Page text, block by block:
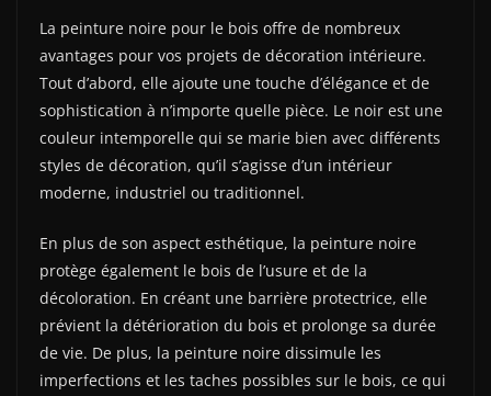
La peinture noire pour le bois offre de nombreux
avantages pour vos projets de décoration intérieure.
Tout d’abord, elle ajoute une touche d’élégance et de
sophistication à n’importe quelle pièce. Le noir est une
couleur intemporelle qui se marie bien avec différents
styles de décoration, qu’il s’agisse d’un intérieur
moderne, industriel ou traditionnel.
En plus de son aspect esthétique, la peinture noire
protège également le bois de l’usure et de la
décoloration. En créant une barrière protectrice, elle
prévient la détérioration du bois et prolonge sa durée
de vie. De plus, la peinture noire dissimule les
imperfections et les taches possibles sur le bois, ce qui